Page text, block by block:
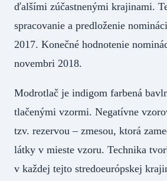
ďalšími zúčastnenými krajinami.
spracovanie a predloženie
2017. Konečné hodnotenie
novembri 2018.
Modrotlač je indigom farbená
tlačenými vzormi. Negatívne
tzv. rezervou – zmesou, ktorá
látky v mieste vzoru. Technika
v každej tejto stredoeurópskej